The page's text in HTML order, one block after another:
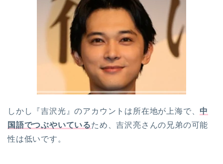
しかし『吉沢光』のアカウントは所在地が上海で、 中
国語でつぶやいているため、吉沢亮さんの兄弟の可能
性は低いです。